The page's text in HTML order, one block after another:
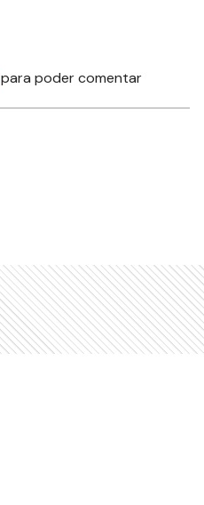
para poder comentar